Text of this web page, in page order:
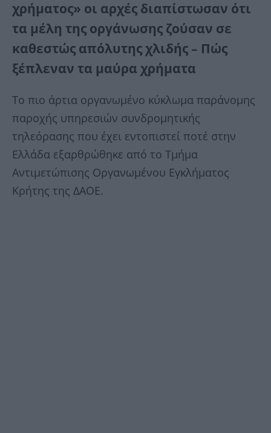
χρήματος» οι αρχές διαπίστωσαν ότι
τα μέλη της οργάνωσης ζούσαν σε
καθεστώς απόλυτης χλιδής – Πώς
ξέπλεναν τα μαύρα χρήματα
Το πιο άρτια οργανωμένο κύκλωμα παράνομης
παροχής υπηρεσιών συνδρομητικής
τηλεόρασης που έχει εντοπιστεί ποτέ στην
Ελλάδα εξαρθρώθηκε από το Τμήμα
Αντιμετώπισης Οργανωμένου Εγκλήματος
Κρήτης της ΔΑΟΕ.